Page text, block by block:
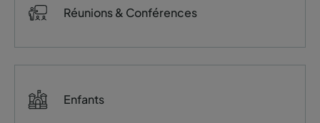
Réunions & Conférences
Enfants